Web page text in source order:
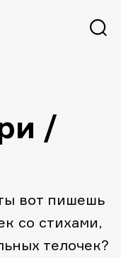
/
вот пишешь
со стихами,
телочек?